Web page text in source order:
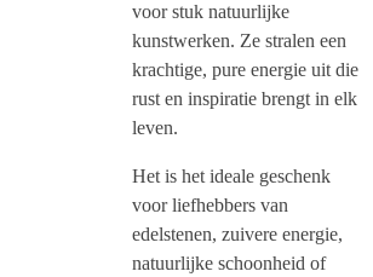
voor stuk natuurlijke
kunstwerken. Ze stralen een
krachtige, pure energie uit die
rust en inspiratie brengt in elk
leven.
Het is het ideale geschenk
voor liefhebbers van
edelstenen, zuivere energie,
natuurlijke schoonheid of